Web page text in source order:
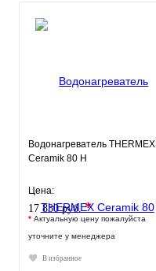
Водонагреватель THERMEX
Ceramik 80 H
Цена:
17 830 руб.*
* Актуальную цену пожалуйста
уточните у менеджера
В избранное